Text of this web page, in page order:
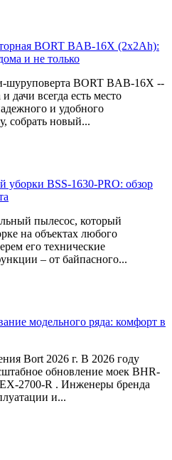
BORT BAB-16X (2x2Ah):
и не только
шуруповерта BORT BAB-16X --
дачи всегда есть место
и удобного
собрать новый...
уборки BSS-1630-PRO: обзор
пылесос, который
на объектах любого
его технические
– от байпасного...
модельного ряда: комфорт в
Bort 2026 г. В 2026 году
обновление моек BHR-
2700-R . Инженеры бренда
и...